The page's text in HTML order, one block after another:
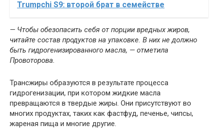
Trumpchi S9: второй брат в семействе
— Чтобы обезопасить себя от порции вредных жиров,
читайте состав продуктов на упаковке. В них не должно
быть гидрогенизированного масла, — отметила
Провоторова.
Трансжиры образуются в результате процесса
гидрогенизации, при котором жидкие масла
превращаются в твердые жиры. Они присутствуют во
многих продуктах, таких как фастфуд, печенье, чипсы,
жареная пища и многие другие.